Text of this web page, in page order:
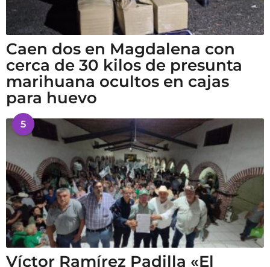
Caen dos en Magdalena con
cerca de 30 kilos de presunta
marihuana ocultos en cajas
para huevo
5
Víctor Ramírez Padilla «El